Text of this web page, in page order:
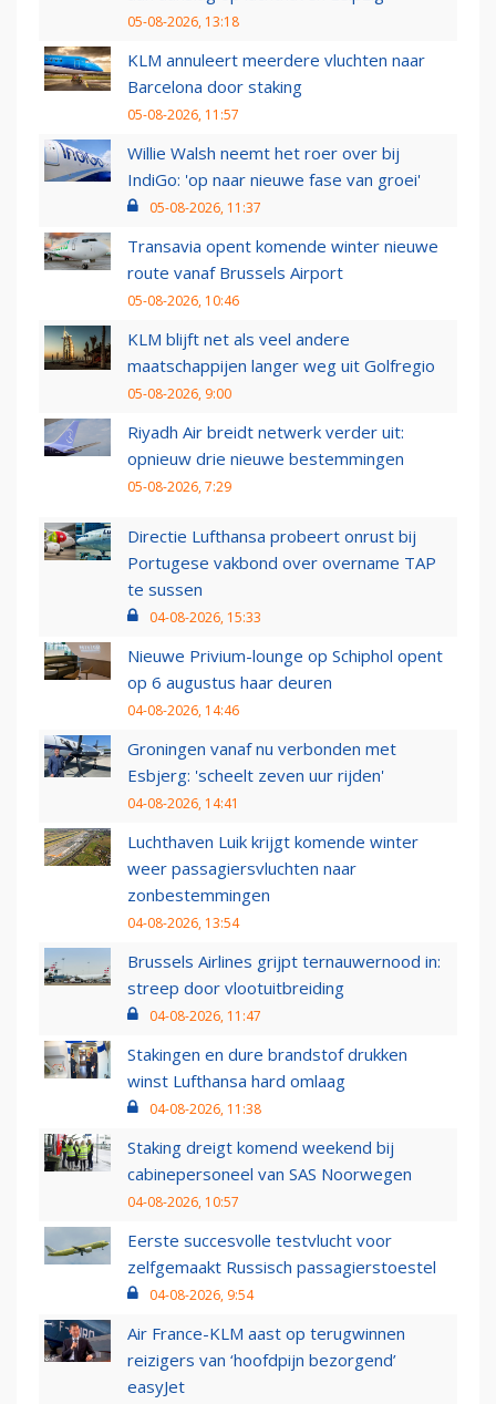
05-08-2026, 13:18
KLM annuleert meerdere vluchten naar
Barcelona door staking
05-08-2026, 11:57
Willie Walsh neemt het roer over bij
IndiGo: 'op naar nieuwe fase van groei'
05-08-2026, 11:37
Transavia opent komende winter nieuwe
route vanaf Brussels Airport
05-08-2026, 10:46
KLM blijft net als veel andere
maatschappijen langer weg uit Golfregio
05-08-2026, 9:00
Riyadh Air breidt netwerk verder uit:
opnieuw drie nieuwe bestemmingen
05-08-2026, 7:29
Directie Lufthansa probeert onrust bij
Portugese vakbond over overname TAP
te sussen
04-08-2026, 15:33
Nieuwe Privium-lounge op Schiphol opent
op 6 augustus haar deuren
04-08-2026, 14:46
Groningen vanaf nu verbonden met
Esbjerg: 'scheelt zeven uur rijden'
04-08-2026, 14:41
Luchthaven Luik krijgt komende winter
weer passagiersvluchten naar
zonbestemmingen
04-08-2026, 13:54
Brussels Airlines grijpt ternauwernood in:
streep door vlootuitbreiding
04-08-2026, 11:47
Stakingen en dure brandstof drukken
winst Lufthansa hard omlaag
04-08-2026, 11:38
Staking dreigt komend weekend bij
cabinepersoneel van SAS Noorwegen
04-08-2026, 10:57
Eerste succesvolle testvlucht voor
zelfgemaakt Russisch passagierstoestel
04-08-2026, 9:54
Air France-KLM aast op terugwinnen
reizigers van ‘hoofdpijn bezorgend’
easyJet